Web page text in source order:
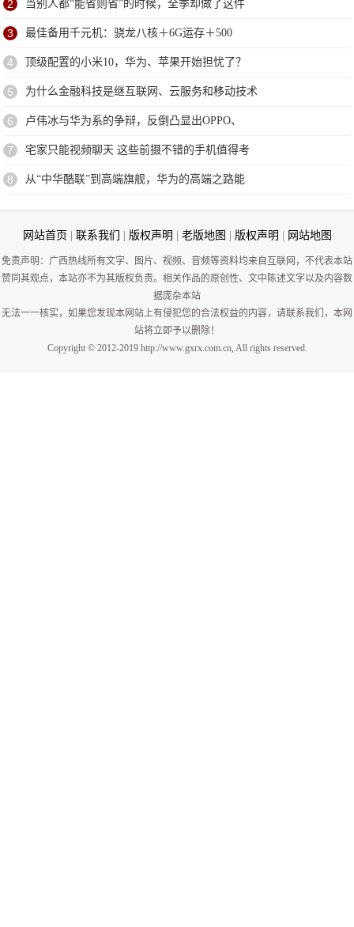
2 当别人都“能省则省”的时候，全季却做了这件
3 最佳备用千元机：骁龙八核＋6G运存＋500
4 顶级配置的小米10，华为、苹果开始担忧了？
5 为什么金融科技是继互联网、云服务和移动技术
6 卢伟冰与华为系的争辩，反倒凸显出OPPO、
7 宅家只能视频聊天 这些前摄不错的手机值得考
8 从“中华酷联”到高端旗舰，华为的高端之路能
网站首页 联系我们 版权声明 老版地图 版权声明 网站地图
免责声明：广西热线所有文字、图片、视频、音频等资料均来自互联网，不代表本站
赞同其观点，本站亦不为其版权负责。相关作品的原创性、文中陈述文字以及内容数
据庞杂本站
无法一一核实，如果您发现本网站上有侵犯您的合法权益的内容，请联系我们，本网
站将立即予以删除！
Copyright © 2012-2019 http://www.gxrx.com.cn, All rights reserved.